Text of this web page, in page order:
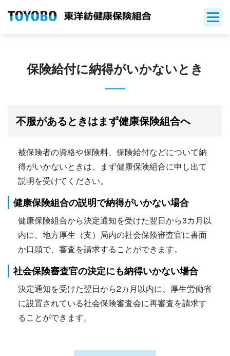
保険給付に納得がいかないとき
不服があるときはまず健康保険組合へ
被保険者の資格や保険料、保険給付などについて納
得がいかないときは、まず健康保険組合に申し出て
説明を受けてください。
健康保険組合の説明で納得がいかない場合
健康保険組合から決定通知を受けた翌日から3カ月以
内に、地方厚生（支）局内の社会保険審査官に書面
か口頭で、審査を請求することができます。
社会保険審査官の決定にも納得いかない場合
決定通知を受けた翌日から2カ月以内に、厚生労働省
に設置されている社会保険審査会に再審査を請求す
ることができます。